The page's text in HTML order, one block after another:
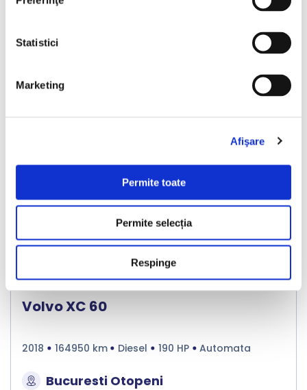
Statistici
Marketing
Afişare
Permite toate
Permite selecția
Respinge
Nou
LIVRARE LA TINE ACASA
Volvo XC 60
2018 164950 km Diesel 190 HP Automata
Bucuresti Otopeni